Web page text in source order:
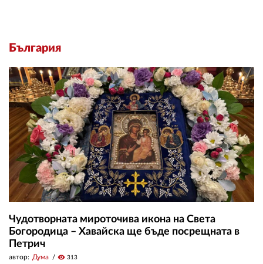
България
Чудотворната мироточива икона на Света
Богородица – Хавайска ще бъде посрещната в
Петрич
автор: Дума visibility 313